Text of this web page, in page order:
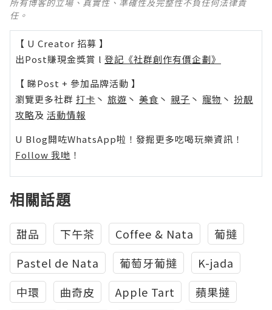
所有博客的立場、真實性、準確性及完整性不負任何法律責
任。
【 U Creator 招募 】
出Post賺現金獎賞 l 登記《社群創作有價企劃》
【 睇Post + 參加品牌活動 】
瀏覽更多社群 打卡 丶 旅遊 丶 美食 丶 親子 丶 寵物 丶 扮靚
攻略及 活動情報
U Blog開咗WhatsApp啦！發掘更多吃喝玩樂資訊！
Follow 我哋 ！
相關話題
甜品 下午茶 Coffee & Nata
葡撻
Pastel de Nata
葡萄牙葡撻
K-jada
中環
曲奇皮 Apple Tart
蘋果撻